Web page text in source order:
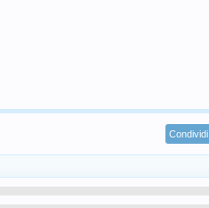
Condividi